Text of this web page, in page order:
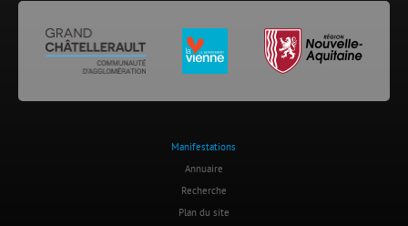
Manifestations
Annuaire
Recherche
Plan du site